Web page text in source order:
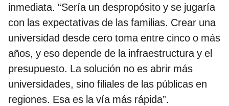
inmediata. “Sería un despropósito y se jugaría
con las expectativas de las familias. Crear una
universidad desde cero toma entre cinco o más
años, y eso depende de la infraestructura y el
presupuesto. La solución no es abrir más
universidades, sino filiales de las públicas en
regiones. Esa es la vía más rápida”.